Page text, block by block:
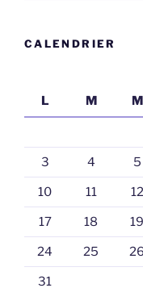
CALENDRIER
L
M M
3 4 5
10 11 12
17 18 19
24 25 26
31